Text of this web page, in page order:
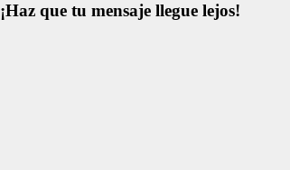
¡Haz que tu mensaje llegue lejos!